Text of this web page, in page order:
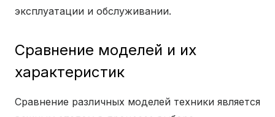
эксплуатации и обслуживании.
Сравнение моделей и их
характеристик
Сравнение различных моделей техники является